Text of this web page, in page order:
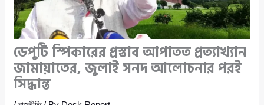
ডেপুটি স্পিকারের প্রস্তাব আপাতত প্রত্যাখ্যান
জামায়াতের, জুলাই সনদ আলোচনার পরই
সিদ্ধান্ত